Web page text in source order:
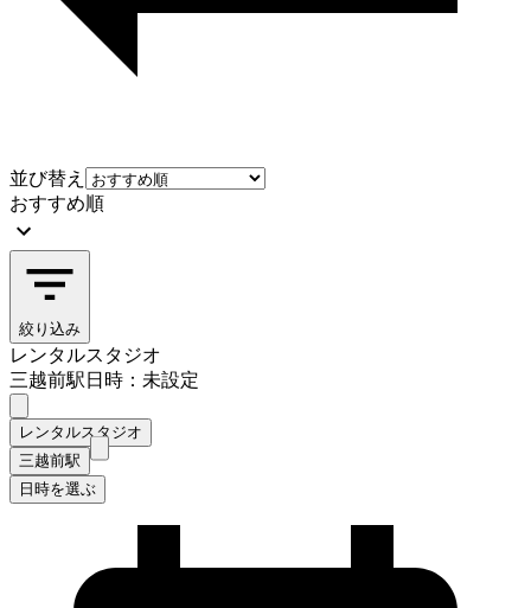
並び替え
おすすめ順
絞り込み
レンタルスタジオ
三越前駅日時：未設定
レンタルスタジオ
三越前駅
日時を選ぶ